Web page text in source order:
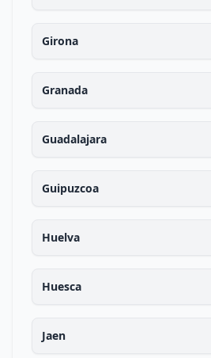
Girona
Granada
Guadalajara
Guipuzcoa
Huelva
Huesca
Jaen